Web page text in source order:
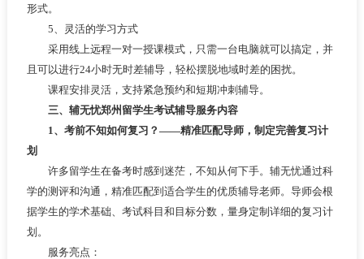
形式。
5、灵活的学习方式
采用线上远程一对一授课模式，只需一台电脑就可以搞定，并
且可以进行24小时无时差辅导，轻松摆脱地域时差的困扰。
课程安排灵活，支持紧急预约和短期冲刺辅导。
三、辅无忧郑州留学生考试辅导服务内容
1、考前不知如何复习？——精准匹配导师，制定完善复习计
划
许多留学生在备考时感到迷茫，不知从何下手。辅无忧通过科
学的测评和沟通，精准匹配到适合学生的优质辅导老师。导师会根
据学生的学术基础、考试科目和目标分数，量身定制详细的复习计
划。
服务亮点：